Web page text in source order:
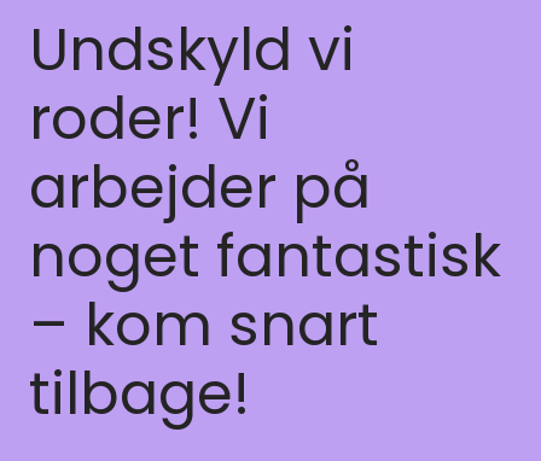
Undskyld vi
roder! Vi
arbejder på
noget fantastisk
– kom snart
tilbage!